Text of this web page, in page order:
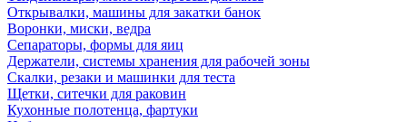
Открывалки, машины для закатки банок
Воронки, миски, ведра
Сепараторы, формы для яиц
Держатели, системы хранения для рабочей зоны
Скалки, резаки и машинки для теста
Щетки, ситечки для раковин
Кухонные полотенца, фартуки